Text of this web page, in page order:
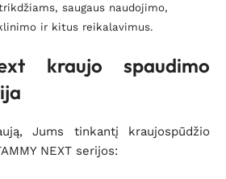
saugaus naudojimo,
ir kitus reikalavimus.
kraujo spaudimo
Jums tinkantį kraujospūdžio
NEXT serijos: